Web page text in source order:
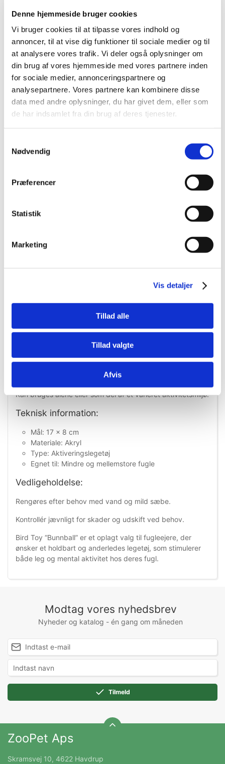
Denne hjemmeside bruger cookies
Vi bruger cookies til at tilpasse vores indhold og
annoncer, til at vise dig funktioner til sociale medier og til
at analysere vores trafik. Vi deler også oplysninger om
din brug af vores hjemmeside med vores partnere inden
for sociale medier, annonceringspartnere og
analysepartnere. Vores partnere kan kombinere disse
data med andre oplysninger, du har givet dem, eller som
de har indsamlet fra din brug af deres tjenester.
Nødvendig
Præferencer
Statistik
Marketing
Vis detaljer
Tillad alle
Tillad valgte
Afvis
Bird Toy “Bunnball” er et robust og stimulerende
fuglelegetøj fremstillet i slidstærkt akryl, designet til at
aktivere og underholde fugle i buret. Legetøjet måler 17 x
8 cm og er særligt velegnet til mindre og mellemstore
papegøjer samt andre aktive burfugle.
Den hårde akrylkonstruktion gør legetøjet ekstra holdbart
og modstandsdygtigt over for fuglens næb, hvilket sikrer
glatte overflade en anderledes tekstur sammenlignet med
trælegetøj, hvilket bidrager til variation i fuglens miljø.
“Bunnball” er designet til at stimulere fuglens naturlige
nysgerrighed og legelyst. Legetøjet kan bruges til at
forebygge kedsomhed og understøtte mental aktivering.
varieret og berigende miljø.
Fordele ved Bird Toy “Bunnball”:
Forebygger kedsomhed og stress
Velegnet til mindre og mellemstore fugle
Anvendelse:
Placér legetøjet i buret, hvor fuglen nemt kan nå det.
Kan bruges alene eller som del af et varieret aktivitetsmiljø.
Teknisk information:
Mål: 17 x 8 cm
Materiale: Akryl
Type: Aktiveringslegetøj
Egnet til: Mindre og mellemstore fugle
Vedligeholdelse:
Rengøres efter behov med vand og mild sæbe.
Kontrollér jævnligt for skader og udskift ved behov.
Bird Toy “Bunnball” er et oplagt valg til fugleejere, der
ønsker et holdbart og anderledes legetøj, som stimulerer
både leg og mental aktivitet hos deres fugl.
Modtag vores nyhedsbrev
Nyheder og katalog - én gang om måneden
Tilmeld
ZooPet Aps
Skramsvej 10, 4622 Havdrup